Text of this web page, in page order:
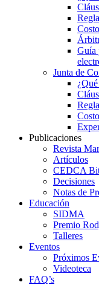
Guía
Junta de
Publicaciones
Revista
Artículos
CEDCA
Decisiones
Notas de
Educación
SIDMA
Premio
Talleres
Eventos
Próximos
Videoteca
FAQ’s